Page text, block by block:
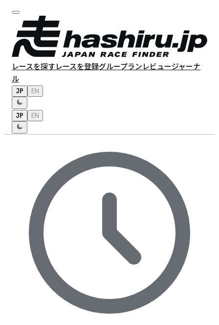
レースを探すレースを登録グループランレビュージャーナ
ル
JP EN
JP EN